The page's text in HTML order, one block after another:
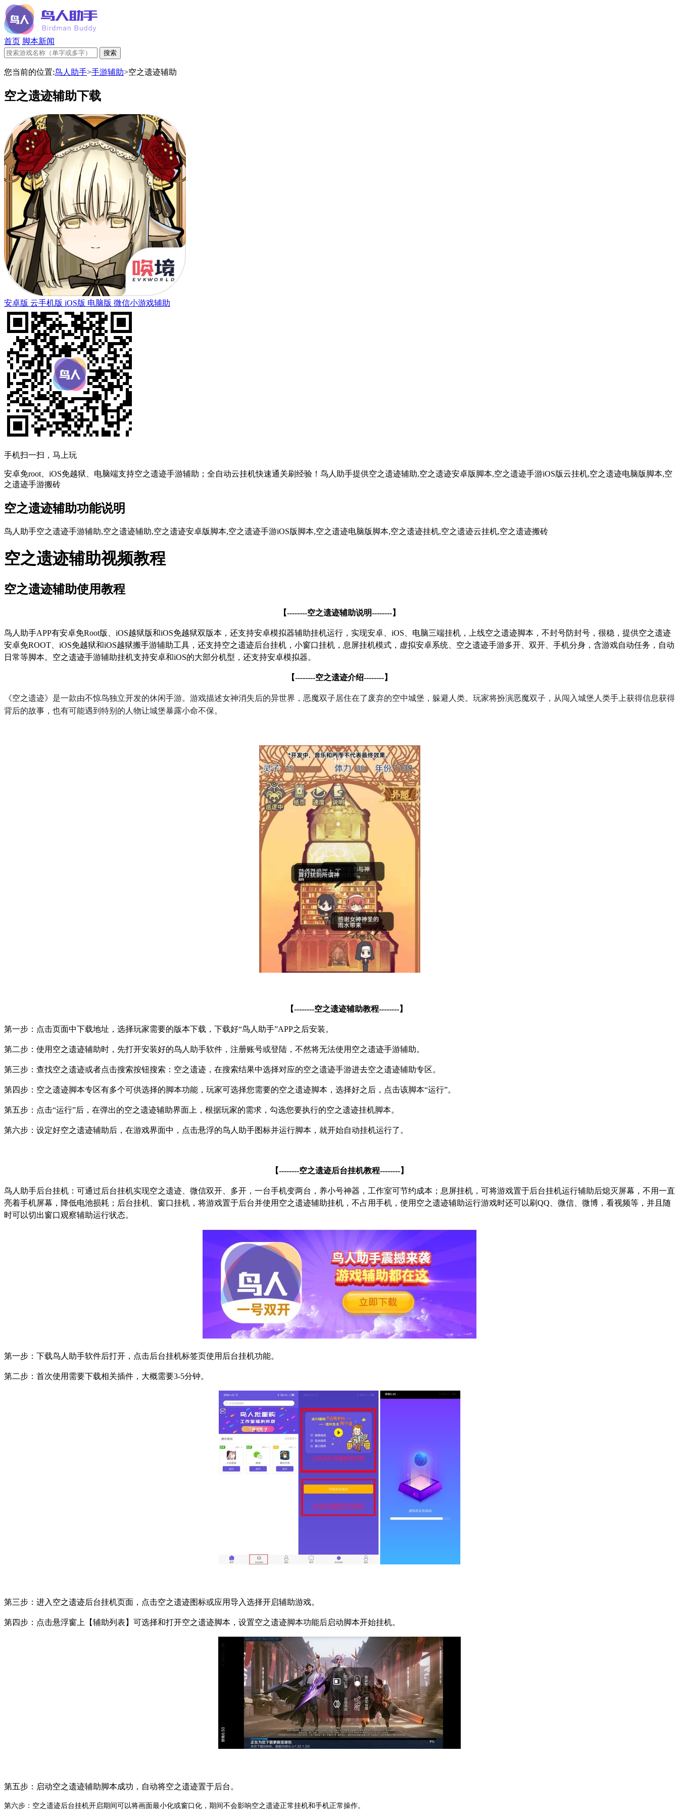
首页 脚本新闻
您当前的位置:鸟人助手>手游辅助>空之遗迹辅助
空之遗迹辅助下载
安卓版 云手机版 iOS版 电脑版 微信小游戏辅助
手机扫一扫，马上玩
安卓免root、iOS免越狱、电脑端支持空之遗迹手游辅助；全自动云挂机快速通关刷经验！鸟人助手提供空之遗迹辅助,空之遗迹安卓版脚本,空之遗迹手游iOS版云挂机,空之遗迹电脑版脚本,空
之遗迹手游搬砖
空之遗迹辅助功能说明
鸟人助手空之遗迹手游辅助,空之遗迹辅助,空之遗迹安卓版脚本,空之遗迹手游iOS版脚本,空之遗迹电脑版脚本,空之遗迹挂机,空之遗迹云挂机,空之遗迹搬砖
空之遗迹辅助视频教程
空之遗迹辅助使用教程
【--------空之遗迹辅助说明--------】
鸟人助手APP有安卓免Root版、iOS越狱版和iOS免越狱双版本，还支持安卓模拟器辅助挂机运行，实现安卓、iOS、电脑三端挂机，上线空之遗迹脚本，不封号防封号，很稳，提供空之遗迹
安卓免ROOT、iOS免越狱和iOS越狱搬手游辅助工具，还支持空之遗迹后台挂机，小窗口挂机，息屏挂机模式，虚拟安卓系统、空之遗迹手游多开、双开、手机分身，含游戏自动任务，自动
日常等脚本。空之遗迹手游辅助挂机支持安卓和iOS的大部分机型，还支持安卓模拟器。
【--------空之遗迹介绍--------】
《空之遗迹》是一款由不惊鸟独立开发的休闲手游。游戏描述女神消失后的异世界，恶魔双子居住在了废弃的空中城堡，躲避人类。玩家将扮演恶魔双子，从闯入城堡人类手上获得信息获得
背后的故事，也有可能遇到特别的人物让城堡暴露小命不保。
【--------空之遗迹辅助教程--------】
第一步：点击页面中下载地址，选择玩家需要的版本下载，下载好“鸟人助手”APP之后安装。
第二步：使用空之遗迹辅助时，先打开安装好的鸟人助手软件，注册账号或登陆，不然将无法使用空之遗迹手游辅助。
第三步：查找空之遗迹或者点击搜索按钮搜索：空之遗迹，在搜索结果中选择对应的空之遗迹手游进去空之遗迹辅助专区。
第四步：空之遗迹脚本专区有多个可供选择的脚本功能，玩家可选择您需要的空之遗迹脚本，选择好之后，点击该脚本“运行”。
第五步：点击“运行”后，在弹出的空之遗迹辅助界面上，根据玩家的需求，勾选您要执行的空之遗迹挂机脚本。
第六步：设定好空之遗迹辅助后，在游戏界面中，点击悬浮的鸟人助手图标并运行脚本，就开始自动挂机运行了。
【--------空之遗迹后台挂机教程--------】
鸟人助手后台挂机：可通过后台挂机实现空之遗迹、微信双开、多开，一台手机变两台，养小号神器，工作室可节约成本；息屏挂机，可将游戏置于后台挂机运行辅助后熄灭屏幕，不用一直
亮着手机屏幕，降低电池损耗；后台挂机、窗口挂机，将游戏置于后台并使用空之遗迹辅助挂机，不占用手机，使用空之遗迹辅助运行游戏时还可以刷QQ、微信、微博，看视频等，并且随
时可以切出窗口观察辅助运行状态。
第一步：下载鸟人助手软件后打开，点击后台挂机标签页使用后台挂机功能。
第二步：首次使用需要下载相关插件，大概需要3-5分钟。
第三步：进入空之遗迹后台挂机页面，点击空之遗迹图标或应用导入选择开启辅助游戏。
第四步：点击悬浮窗上【辅助列表】可选择和打开空之遗迹脚本，设置空之遗迹脚本功能后启动脚本开始挂机。
第五步：启动空之遗迹辅助脚本成功，自动将空之遗迹置于后台。
第六步：空之遗迹后台挂机开启期间可以将画面最小化或窗口化，期间不会影响空之遗迹正常挂机和手机正常操作。